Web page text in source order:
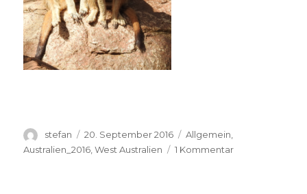
Autor
stefan
Veröffentlicht
am
20. September 2016 Kategorien
Allgemein,
Australien_2016 ,West Australien 1 Kommentarzu